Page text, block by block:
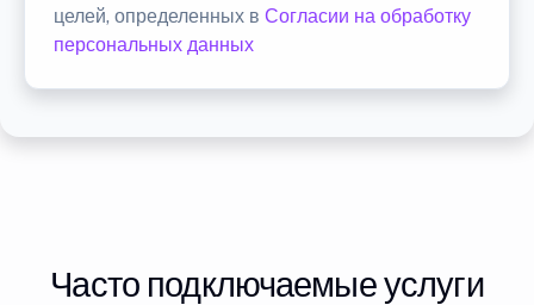
целей, определенных в Согласии на обработку
персональных данных
Часто подключаемые услуги